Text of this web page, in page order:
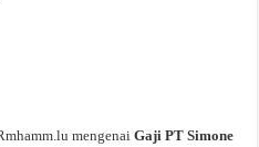
mengenaiGaji PT Simone